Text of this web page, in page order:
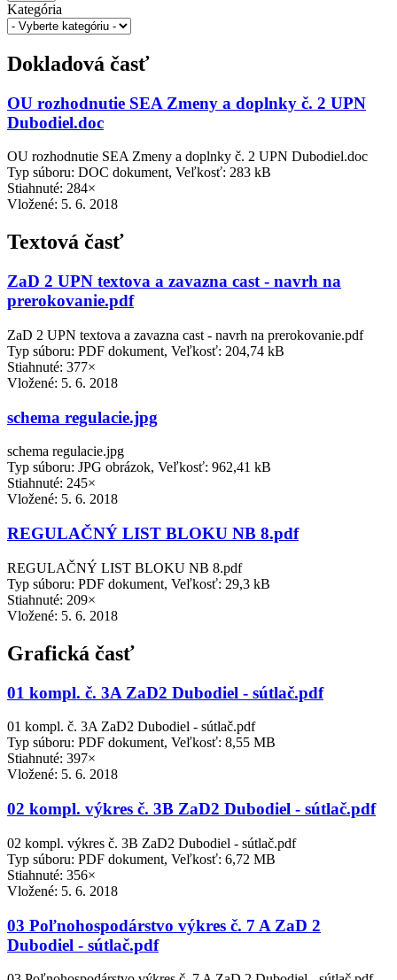
Kategória
Dokladová časť
OU rozhodnutie SEA Zmeny a doplnky č. 2 UPN
Dubodiel.doc
OU rozhodnutie SEA Zmeny a doplnky č. 2 UPN Dubodiel.doc
Typ súboru: DOC dokument, Veľkosť: 283 kB
Stiahnuté: 284×
Vložené: 5. 6. 2018
Textová časť
ZaD 2 UPN textova a zavazna cast - navrh na
prerokovanie.pdf
ZaD 2 UPN textova a zavazna cast - navrh na prerokovanie.pdf
Typ súboru: PDF dokument, Veľkosť: 204,74 kB
Stiahnuté: 377×
Vložené: 5. 6. 2018
schema regulacie.jpg
schema regulacie.jpg
Typ súboru: JPG obrázok, Veľkosť: 962,41 kB
Stiahnuté: 245×
Vložené: 5. 6. 2018
REGULAČNÝ LIST BLOKU NB 8.pdf
REGULAČNÝ LIST BLOKU NB 8.pdf
Typ súboru: PDF dokument, Veľkosť: 29,3 kB
Stiahnuté: 209×
Vložené: 5. 6. 2018
Grafická časť
01 kompl. č. 3A ZaD2 Dubodiel - sútlač.pdf
01 kompl. č. 3A ZaD2 Dubodiel - sútlač.pdf
Typ súboru: PDF dokument, Veľkosť: 8,55 MB
Stiahnuté: 397×
Vložené: 5. 6. 2018
02 kompl. výkres č. 3B ZaD2 Dubodiel - sútlač.pdf
02 kompl. výkres č. 3B ZaD2 Dubodiel - sútlač.pdf
Typ súboru: PDF dokument, Veľkosť: 6,72 MB
Stiahnuté: 356×
Vložené: 5. 6. 2018
03 Poľnohospodárstvo výkres č. 7 A ZaD 2
Dubodiel - sútlač.pdf